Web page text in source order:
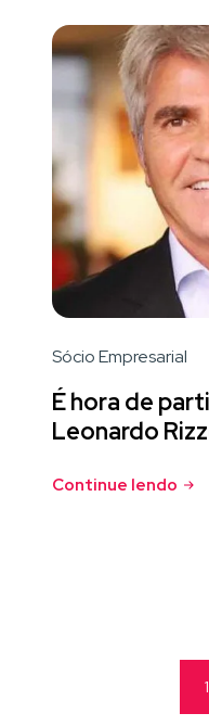
Sócio Empresarial
É hora de
Leonardo
Continue lendo
1